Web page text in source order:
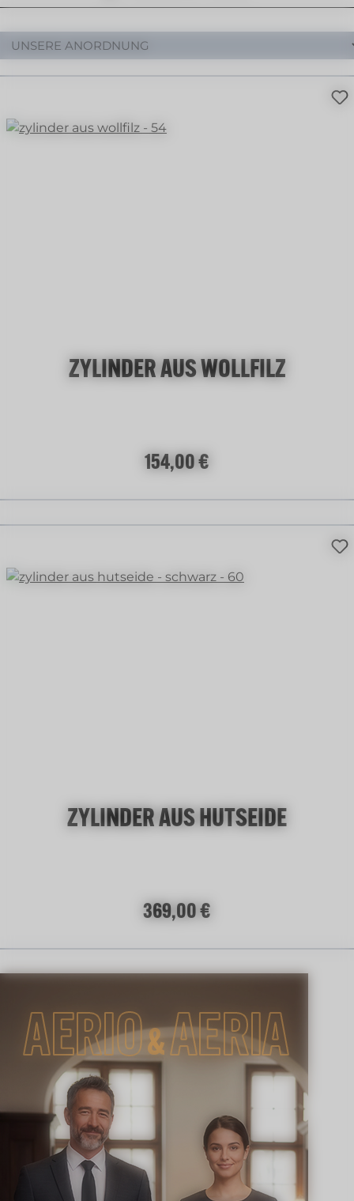
ZYLINDER AUS WOLLFILZ
Regulärer Preis:
154,00 €
ZYLINDER AUS HUTSEIDE
Regulärer Preis:
369,00 €